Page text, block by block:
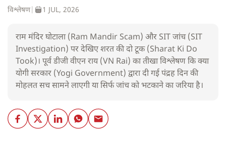
विश्लेषण| 1 JUL, 2026
राम मंदिर घोटाला (Ram Mandir Scam) और SIT जांच (SIT
Investigation) पर देखिए शरत की दो टूक (Sharat Ki Do
Took)। पूर्व डीजी वीएन राय (VN Rai) का तीखा विश्लेषण कि क्या
योगी सरकार (Yogi Government) द्वारा दी गई पंद्रह दिन की
मोहलत सच सामने लाएगी या सिर्फ जांच को भटकाने का जरिया है।